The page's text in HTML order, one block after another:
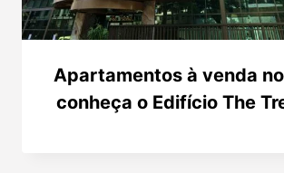
Apartamentos à venda
conheça o Edifício The